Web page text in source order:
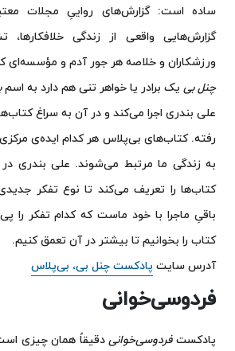
ساده است: گزارش‌های رواییِ مجلات
گزارش‌هایی واقعی از زندگی خلافکارها،
ورزشکاران و خلاصه هر جور آدم و مؤسسه‌ای
چنل بی یک برادر یا خواهر تنی هم دارد به اسم
علی بندری اجرا می‌کند و در آن به سراغ
رفته. کتاب‌های بی‌پلاس هر کدام ایده‌ی
به زندگی ما مرتبط می‌شوند. علی بندری
کتاب‌ها را تعریف می‌کند تا نوع تفکر
باقیِ ماجرا با خود ماست که کدام تفکر را
کتاب را بخوانیم تا بیشتر در آن تعمق کنیم.
آدرس سایت پادکست چنل بی، بی‌پلاس
فردوسی‌خوانی
پادکستفردوسی‌خوانیدقیقاً همان چیزی